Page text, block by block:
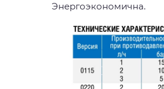
Энергоэкономична.